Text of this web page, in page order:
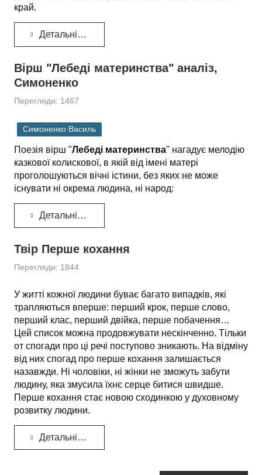
край.
Детальніше...
Вірш "Лебеді материнства" аналіз,
Симоненко
Перегляди: 1467
Симоненко Василь
Поезія вірш "Лебеді материнства" нагадує мелодію
казкової колиско­вої, в якій від імені матері
проголошуються вічні істини, без яких не може
існувати ні окрема людина, ні народ:
Детальніше...
Твір Перше кохання
Перегляди: 1844
У житті кожної людини буває багато випадків, які
трапляються вперше: перший крок, перше слово,
перший клас, перший двійка, перше побачення…
Цей список можна продовжувати нескінченно. Тільки
от спогади про ці речі поступово зникають. На відміну
від них спогад про перше кохання залишається
назавжди. Ні чоловіки, ні жінки не зможуть забути
людину, яка змусила їхнє серце битися швидше.
Перше кохання стає новою сходинкою у духовному
розвитку людини.
Детальніше...